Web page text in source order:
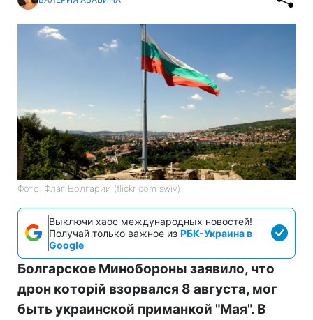
Фото: Флаг Болгарии (flickr com swiv)
Выключи хаос международных новостей!
Получай только важное из РБК-Украина в
Google
Болгарское Минобороны заявило, что
дрон которій взорвался 8 августа, мог
быть украинской приманкой "Мая". В